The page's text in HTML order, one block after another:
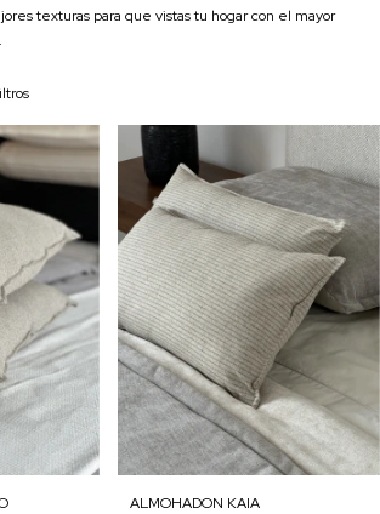
texturas para que vistas tu hogar con el mayor
ALMOHADON KAIA